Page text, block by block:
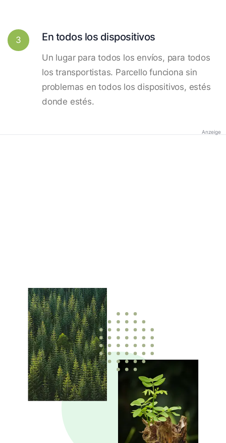
3 En todos los dispositivos
Un lugar para todos los envíos, para todos
los transportistas. Parcello funciona sin
problemas en todos los dispositivos, estés
donde estés.
Anzeige